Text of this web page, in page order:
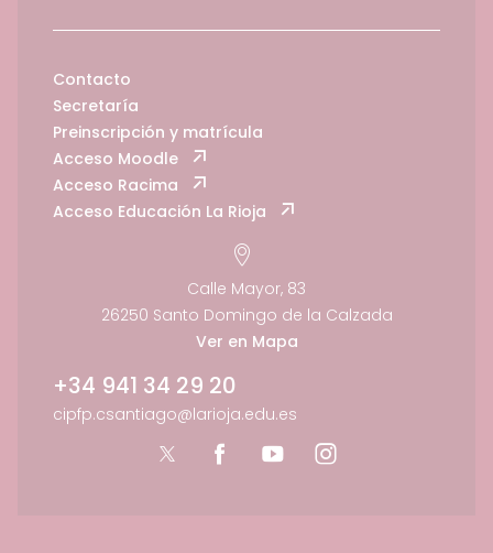
Contacto
Secretaría
Preinscripción y matrícula
Acceso Moodle
Acceso Racima
Acceso Educación La Rioja
Calle Mayor, 83
26250 Santo Domingo de la Calzada
Ver en Mapa
+34 941 34 29 20
cipfp.csantiago@larioja.edu.es